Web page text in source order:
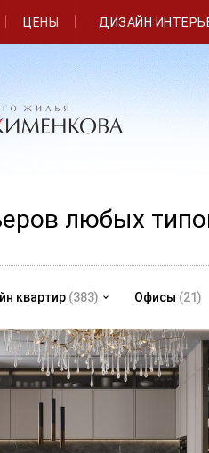
ЦЕНЫ ДИЗАЙН
любых
квартир (383) Офисы (21)
в современном